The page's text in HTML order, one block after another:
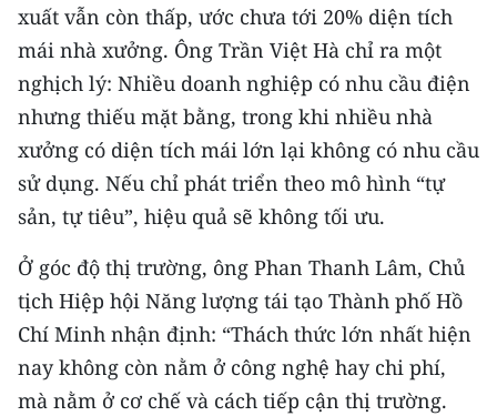
ENGLISH
FRANÇAIS
РУССКИЙ
ESPAÑOL
한국어
xuất vẫn còn thấp, ước chưa tới 20% diện tích
mái nhà xưởng. Ông Trần Việt Hà chỉ ra một
nghịch lý: Nhiều doanh nghiệp có nhu cầu điện
nhưng thiếu mặt bằng, trong khi nhiều nhà
xưởng có diện tích mái lớn lại không có nhu cầu
sử dụng. Nếu chỉ phát triển theo mô hình “tự
sản, tự tiêu”, hiệu quả sẽ không tối ưu.
Ở góc độ thị trường, ông Phan Thanh Lâm, Chủ
tịch Hiệp hội Năng lượng tái tạo Thành phố Hồ
Chí Minh nhận định: “Thách thức lớn nhất hiện
nay không còn nằm ở công nghệ hay chi phí,
mà nằm ở cơ chế và cách tiếp cận thị trường.